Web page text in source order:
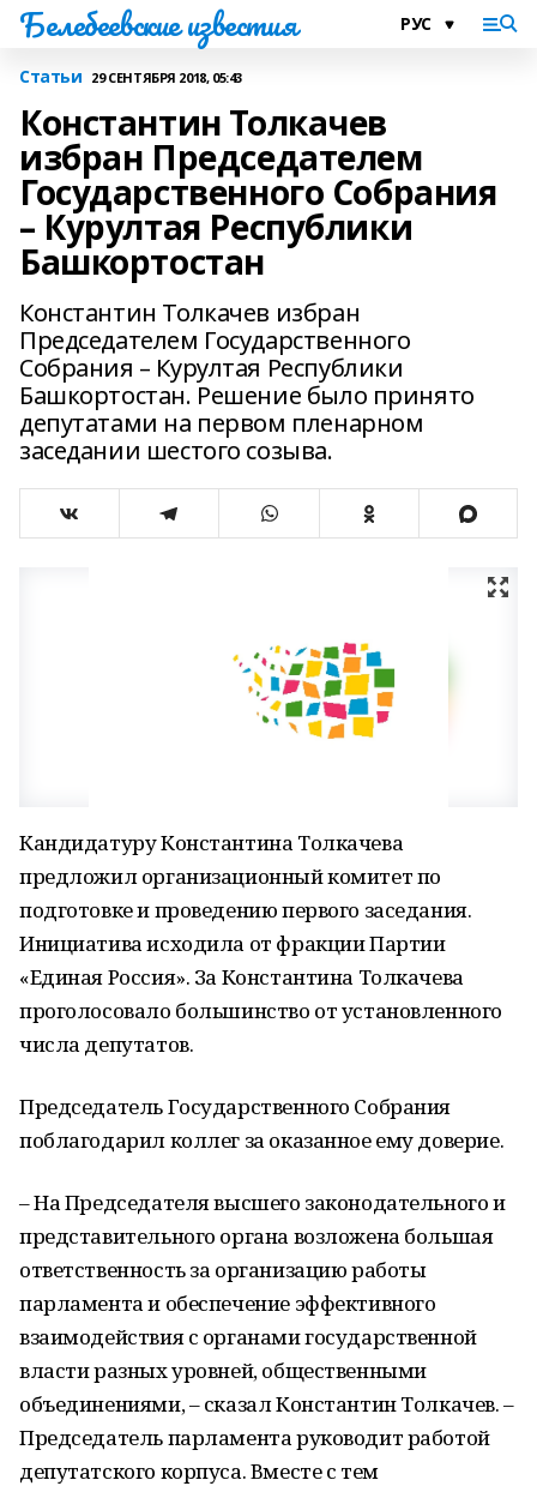
Белебеевские известия
Статьи 29 СЕНТЯБРЯ 2018, 05:43
Константин Толкачев
избран Председателем
Государственного Собрания
– Курултая Республики
Башкортостан
Константин Толкачев избран
Председателем Государственного
Собрания – Курултая Республики
Башкортостан. Решение было принято
депутатами на первом пленарном
заседании шестого созыва.
Кандидатуру Константина Толкачева
предложил организационный комитет по
подготовке и проведению первого заседания.
Инициатива исходила от фракции Партии
«Единая Россия». За Константина Толкачева
проголосовало большинство от установленного
числа депутатов.
Председатель Государственного Собрания
поблагодарил коллег за оказанное ему доверие.
– На Председателя высшего законодательного и
представительного органа возложена большая
ответственность за организацию работы
парламента и обеспечение эффективного
взаимодействия с органами государственной
власти разных уровней, общественными
объединениями, – сказал Константин Толкачев. –
Председатель парламента руководит работой
депутатского корпуса. Вместе с тем